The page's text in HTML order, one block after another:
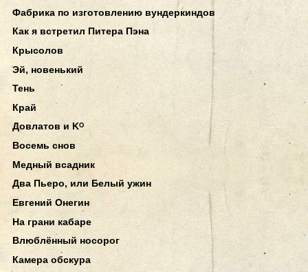
Фабрика по изготовлению вундеркиндов
Как я встретил Питера Пэна
Крысолов
Эй, новенький
Тень
Край
Довлатов и Kᴼ
Восемь снов
Медный всадник
Два Пьеро, или Белый ужин
Евгений Онегин
На грани кабаре
Влюблённый носорог
Камера обскура